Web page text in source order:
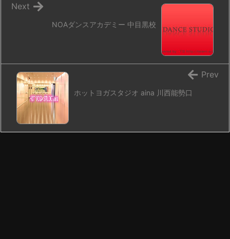
NOAダンスアカデミー 中目黒校
Next
ホットヨガスタジオ aina 川西能勢口
Prev